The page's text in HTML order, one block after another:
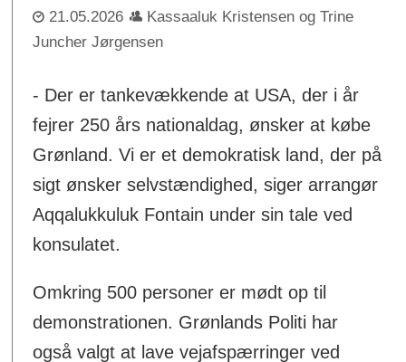
21.05.2026
Kassaaluk Kristensen og Trine
Juncher Jørgensen
- Der er tankevækkende at USA, der i år
fejrer 250 års nationaldag, ønsker at købe
Grønland. Vi er et demokratisk land, der på
sigt ønsker selvstændighed, siger arrangør
Aqqalukkuluk Fontain under sin tale ved
konsulatet.
Omkring 500 personer er mødt op til
demonstrationen. Grønlands Politi har
også valgt at lave vejafspærringer ved